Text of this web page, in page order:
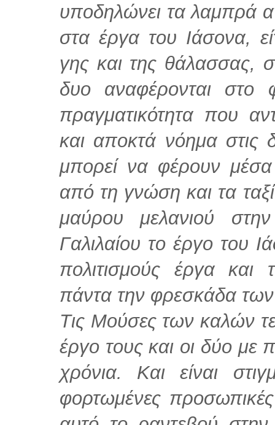
υποδηλώνει τα λαμπρά
στα έργα του Ιάσονα,
γης και της θάλασσας,
δυο αναφέρονται στο
πραγματικότητα που
και αποκτά νόημα στις
μπορεί να φέρουν
από τη γνώση και τα
μαύρου μελανιού
Γαλιλαίου το έργο του
πολιτισμούς έργα
πάντα την φρεσκάδα
Τις Μούσες των καλών
έργο τους και οι δύο με
χρόνια. Και είναι
φορτωμένες